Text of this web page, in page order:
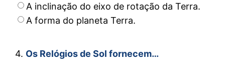
A inclinação do eixo de rotação da Terra.
A forma do planeta Terra.
4. Os Relógios de Sol fornecem…